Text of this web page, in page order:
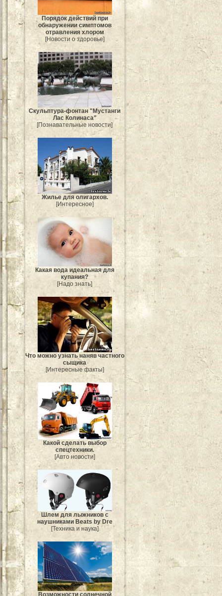
Порядок действий при
обнаружении симптомов
отравления хлором
[Новости о здоровье]
Скульптура-фонтан "Мустанги
Лас Колинаса"
[Познавательные новости]
Жилье для олигархов.
[Интересное]
Какая вода идеальная для
купания?
[Надо знать]
Что можно узнать наняв частного
сыщика
[Интересные факты]
Какой сделать выбор
спецтехники.
[Авто новости]
Шлем для лыжников с
наушниками Beats by Dre
[Техника и наука]
Возможности солнечной